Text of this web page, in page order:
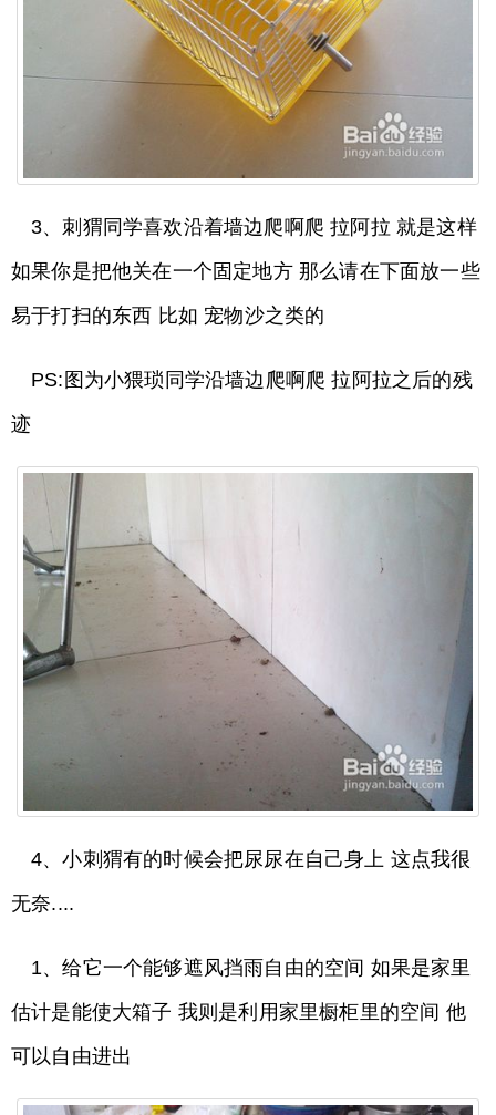
3、刺猬同学喜欢沿着墙边爬啊爬 拉阿拉 就是这样
如果你是把他关在一个固定地方 那么请在下面放一些
易于打扫的东西 比如 宠物沙之类的
PS:图为小猥琐同学沿墙边爬啊爬 拉阿拉之后的残
迹
4、小刺猬有的时候会把尿尿在自己身上 这点我很
无奈....
1、给它一个能够遮风挡雨自由的空间 如果是家里
估计是能使大箱子 我则是利用家里橱柜里的空间 他
可以自由进出